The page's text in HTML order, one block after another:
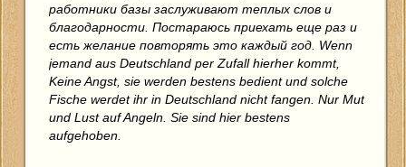
работники базы заслуживают теплых слов и
благодарности. Постараюсь приехать еще раз и
есть желание повторять это каждый год. Wenn
jemand aus Deutschland per Zufall hierher kommt,
Keine Angst, sie werden bestens bedient und solche
Fische werdet ihr in Deutschland nicht fangen. Nur Mut
und Lust auf Angeln. Sie sind hier bestens
aufgehoben.